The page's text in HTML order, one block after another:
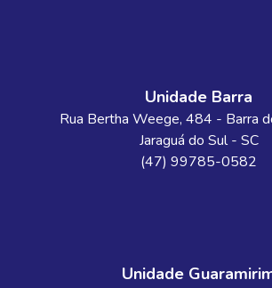
Unidade Barra
Rua Bertha Weege, 484 - Barra
Jaraguá do Sul- SC
(47) 99785-0582
Unidade